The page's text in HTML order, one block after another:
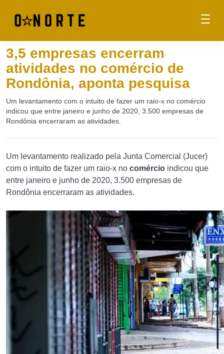
3,5 empresas encerram
atividades no comércio de
Rondônia, aponta pesquisa
Um levantamento com o intuito de fazer um raio-x no comércio
indicou que entre janeiro e junho de 2020, 3.500 empresas de
Rondônia encerraram as atividades.
Um levantamento realizado pela Junta Comercial (Jucer)
com o intuito de fazer um raio-x no comércio indicou que
entre janeiro e junho de 2020, 3.500 empresas de
Rondônia encerraram as atividades.